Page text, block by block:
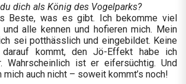
dich als König des Vogelparks?
Beste, was es gibt. Ich bekomme viel
und alle kennen und hofieren mich. Mein
sei potthässlich und eingebildet. Keine
kommt, den Jö-Effekt habe ich
Wahrscheinlich ist er eifersüchtig. Und
auch nicht – soweit kommt’s noch!